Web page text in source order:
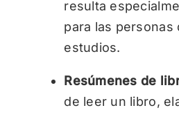
resulta
para las personas
estudios.
Resúmenes de
de leer un libro,